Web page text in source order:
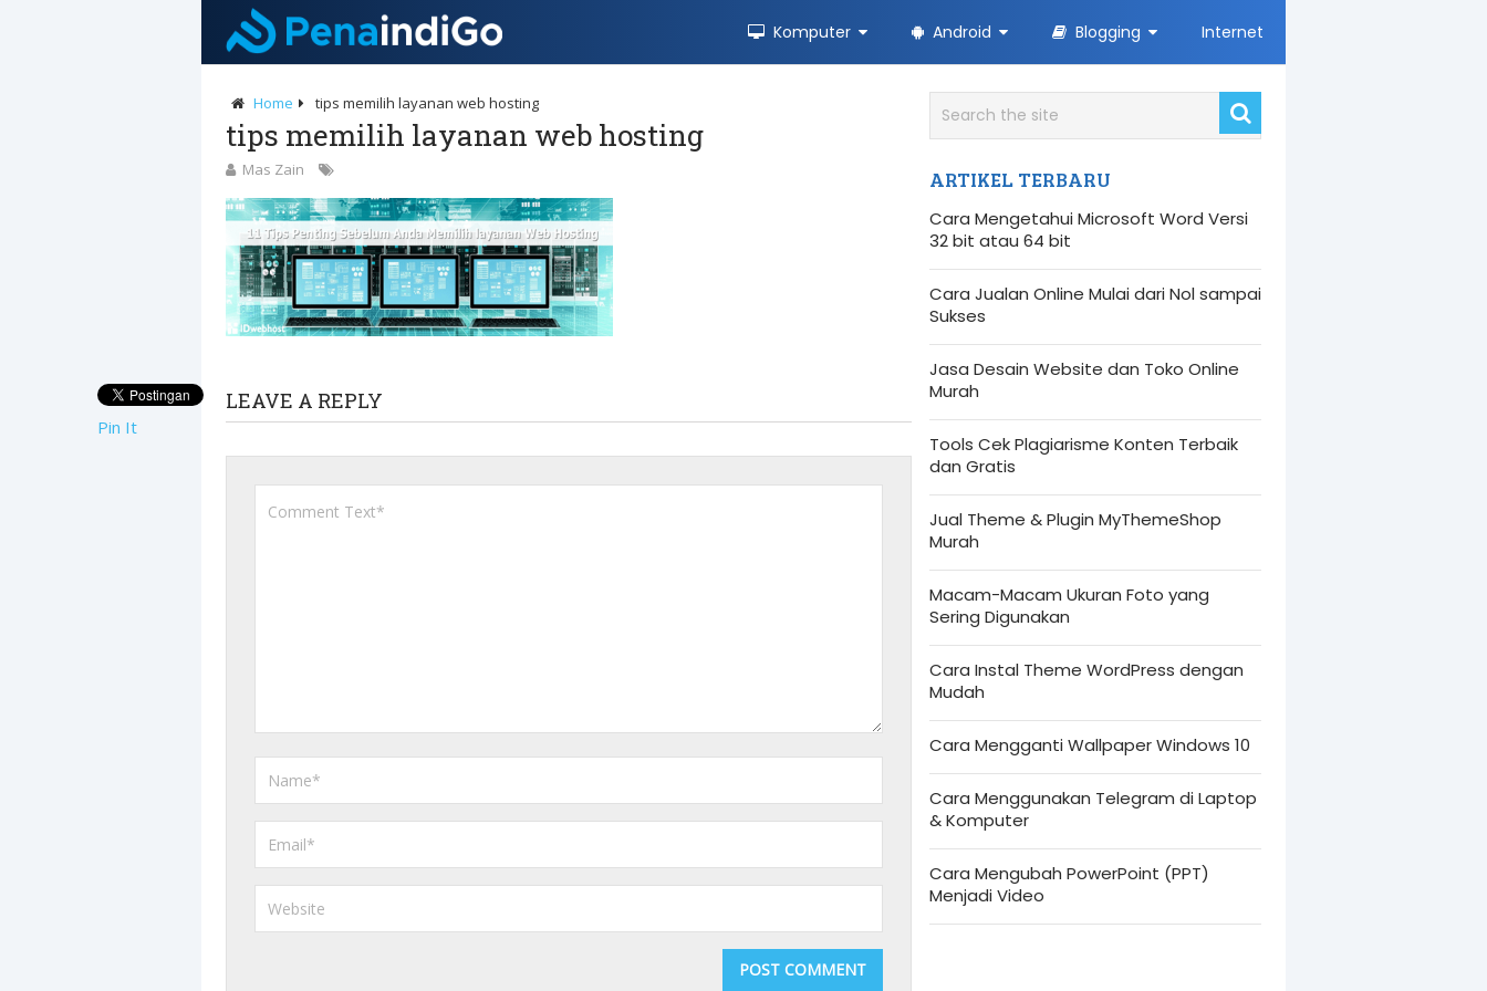
Komputer Android Blogging Internet
Home tips memilih layanan web hosting
tips memilih layanan web hosting
Mas Zain
Pin It
LEAVE A REPLY
ARTIKEL TERBARU
Cara Mengetahui Microsoft Word Versi
32 bit atau 64 bit
Cara Jualan Online Mulai dari Nol sampai
Sukses
Jasa Desain Website dan Toko Online
Murah
Tools Cek Plagiarisme Konten Terbaik
dan Gratis
Jual Theme & Plugin MyThemeShop
Murah
Macam-Macam Ukuran Foto yang
Sering Digunakan
Cara Instal Theme WordPress dengan
Mudah
Cara Mengganti Wallpaper Windows 10
Cara Menggunakan Telegram di Laptop
& Komputer
Cara Mengubah PowerPoint (PPT)
Menjadi Video